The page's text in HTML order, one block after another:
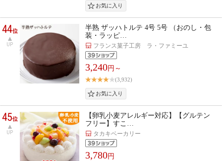
44位
UP
半熟 ザッハトルテ 4号 5号 （おのし・包
装・ラッピ…
フランス菓子工房 ラ・ファミーユ
3,240円～
(3,932)
45位
UP
【卵乳小麦アレルギー対応】【グルテン
フリー】すこ…
タカキベーカリー
3,780円